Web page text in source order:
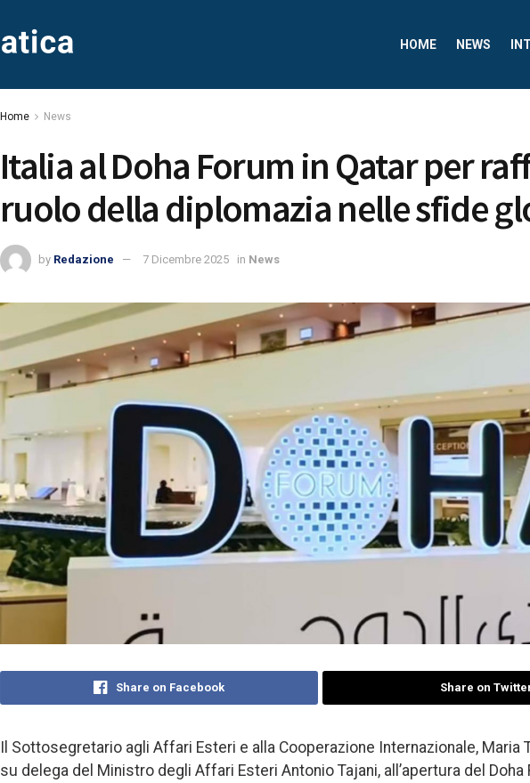
HOME NEWS
Home News
Italia al Doha Forum in Qatar per
ruolo della diplomazia nelle sfide
by Redazione 7 Dicembre 2025 in News
Share on Facebook Share on
Il Sottosegretario agli Affari Esteri e alla Cooperazione Internazionale, Maria
su delega del Ministro degli Affari Esteri Antonio Tajani, all’apertura del